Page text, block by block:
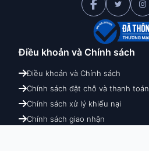
Điều khoản và Chính sách
Điều khoản và Chính sách
Chính sách đặt chỗ và thanh toán
Chính sách xử lý khiếu nại
Chính sách giao nhận